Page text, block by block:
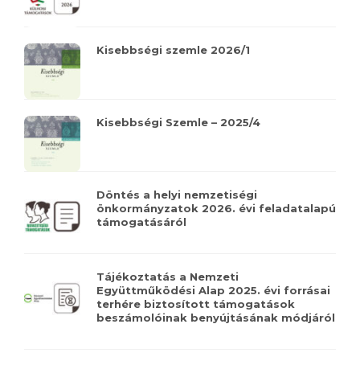
Kisebbségi szemle 2026/1
Kisebbségi Szemle – 2025/4
Döntés a helyi nemzetiségi
önkormányzatok 2026. évi feladatalapú
támogatásáról
Tájékoztatás a Nemzeti
Együttműködési Alap 2025. évi forrásai
terhére biztosított támogatások
beszámolóinak benyújtásának módjáról